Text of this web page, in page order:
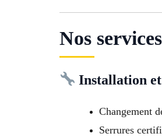
Nos
Installation
Changement
Serrures